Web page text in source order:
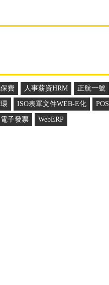
費 人事薪資HRM 正航一號
ISO表單文件WEB-E化 POS
電子發票 WebERP